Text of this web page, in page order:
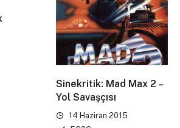
Sinekritik: Mad Max 2 –
Yol Savaşçısı
14 Haziran 2015